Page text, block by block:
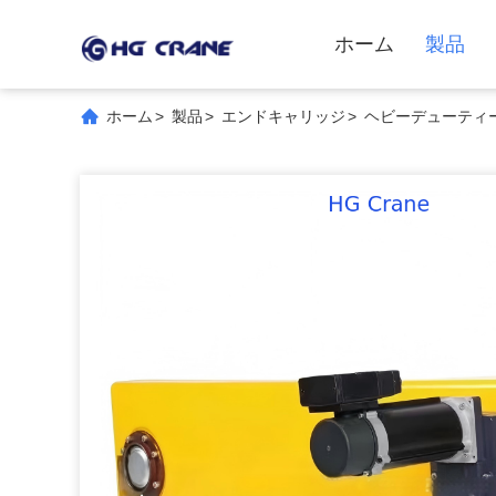
ホーム 製品
ホーム > 製品> エンドキャリッジ> ヘビーデューティ